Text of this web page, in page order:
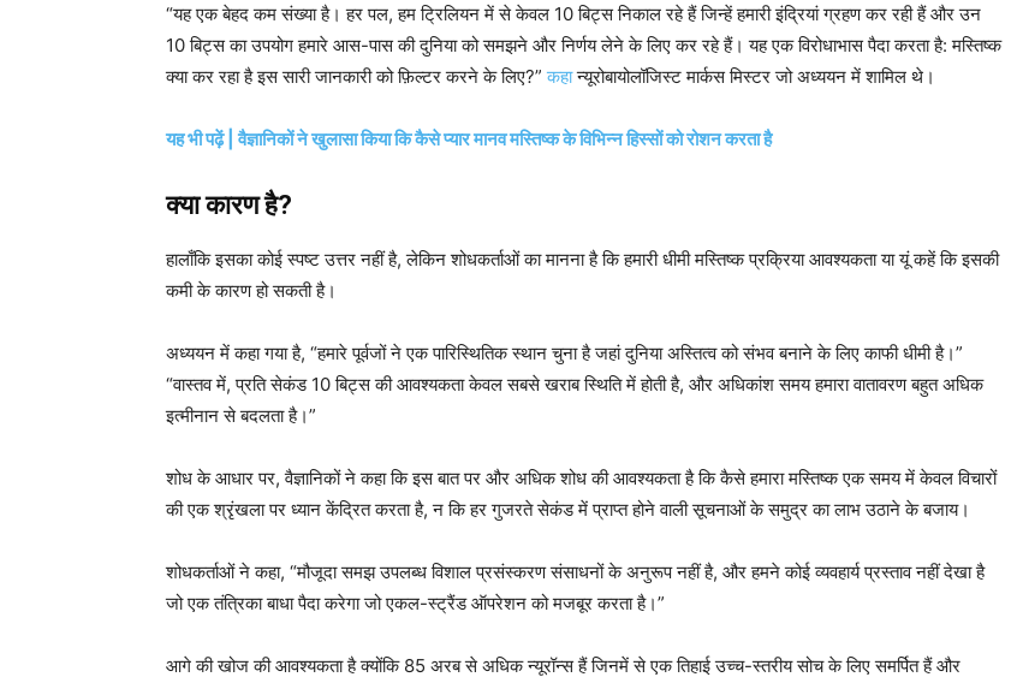
“यह एक बेहद कम संख्या है। हर पल, हम ट्रिलियन में से केवल 10 बिट्स निकाल रहे हैं जिन्हें हमारी इंद्रियां ग्रहण कर रही हैं और उन
10 बिट्स का उपयोग हमारे आस-पास की दुनिया को समझने और निर्णय लेने के लिए कर रहे हैं। यह एक विरोधाभास पैदा करता है: मस्तिष्क
क्या कर रहा है इस सारी जानकारी को फ़िल्टर करने के लिए?”कहान्यूरोबायोलॉजिस्ट मार्कस मिस्टर जो अध्ययन में शामिल थे।
यह भी पढ़ें | वैज्ञानिकों ने खुलासा किया कि कैसे प्यार मानव मस्तिष्क के विभिन्न हिस्सों को रोशन करता है
क्या कारण है?
हालाँकि इसका कोई स्पष्ट उत्तर नहीं है, लेकिन शोधकर्ताओं का मानना ​​है कि हमारी धीमी मस्तिष्क प्रक्रिया आवश्यकता या यूं कहें कि इसकी
कमी के कारण हो सकती है।
अध्ययन में कहा गया है, “हमारे पूर्वजों ने एक पारिस्थितिक स्थान चुना है जहां दुनिया अस्तित्व को संभव बनाने के लिए काफी धीमी है।”
“वास्तव में, प्रति सेकंड 10 बिट्स की आवश्यकता केवल सबसे खराब स्थिति में होती है, और अधिकांश समय हमारा वातावरण बहुत अधिक
इत्मीनान से बदलता है।”
शोध के आधार पर, वैज्ञानिकों ने कहा कि इस बात पर और अधिक शोध की आवश्यकता है कि कैसे हमारा मस्तिष्क एक समय में केवल विचारों
की एक श्रृंखला पर ध्यान केंद्रित करता है, न कि हर गुजरते सेकंड में प्राप्त होने वाली सूचनाओं के समुद्र का लाभ उठाने के बजाय।
शोधकर्ताओं ने कहा, “मौजूदा समझ उपलब्ध विशाल प्रसंस्करण संसाधनों के अनुरूप नहीं है, और हमने कोई व्यवहार्य प्रस्ताव नहीं देखा है
जो एक तंत्रिका बाधा पैदा करेगा जो एकल-स्ट्रैंड ऑपरेशन को मजबूर करता है।”
आगे की खोज की आवश्यकता है क्योंकि 85 अरब से अधिक न्यूरॉन्स हैं जिनमें से एक तिहाई उच्च-स्तरीय सोच के लिए समर्पित हैं और